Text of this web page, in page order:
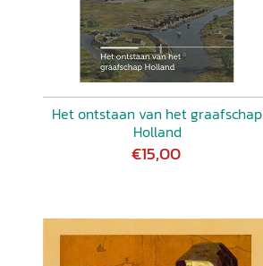
Het ontstaan van het graafschap
Holland
€15,00